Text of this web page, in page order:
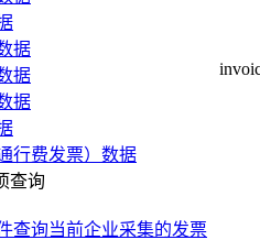
据
据
据
行费发票）数据
查询
查询当前企业采集的发票